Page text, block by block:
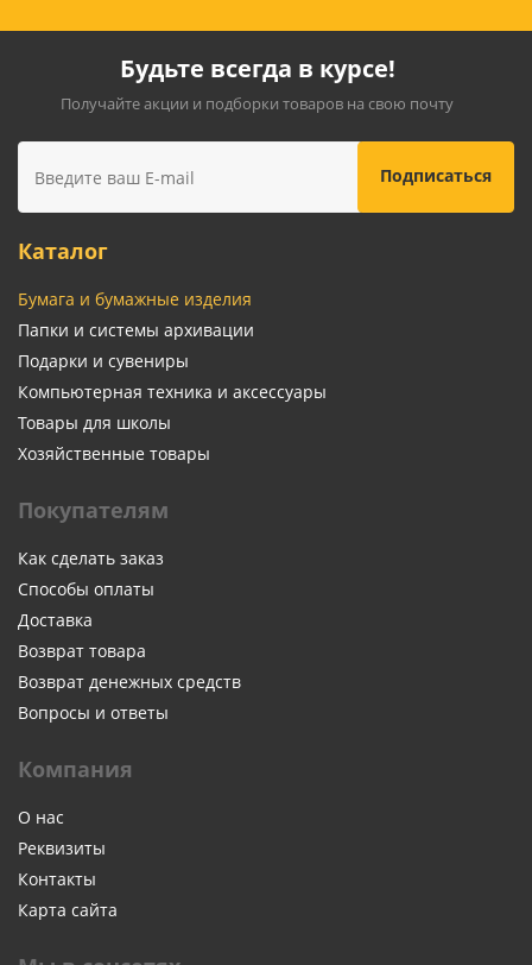
Будьте всегда в курсе!
Получайте акции и подборки товаров на свою почту
Каталог
Бумага и бумажные изделия
Папки и системы архивации
Подарки и сувениры
Компьютерная техника и аксессуары
Товары для школы
Хозяйственные товары
Покупателям
Как сделать заказ
Способы оплаты
Доставка
Возврат товара
Возврат денежных средств
Вопросы и ответы
Компания
О нас
Реквизиты
Контакты
Карта сайта